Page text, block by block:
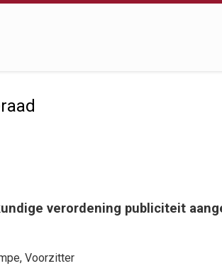
verordening publiciteit
, Voorzitter